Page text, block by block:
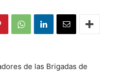
de las Brigadas de